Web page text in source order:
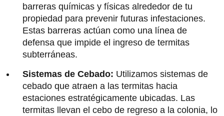
barreras químicas y físicas alrededor de tu
propiedad para prevenir futuras infestaciones.
Estas barreras actúan como una línea de
defensa que impide el ingreso de termitas
subterráneas.
Sistemas de Cebado: Utilizamos sistemas de
cebado que atraen a las termitas hacia
estaciones estratégicamente ubicadas. Las
termitas llevan el cebo de regreso a la colonia, lo